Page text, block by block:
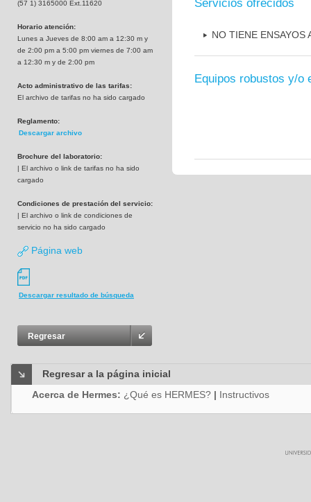
(57 1) 3165000 Ext.11620
Horario atención:
Lunes a Jueves de 8:00 am a 12:30 m y
de 2:00 pm a 5:00 pm viernes de 7:00 am
a 12:30 m y de 2:00 pm
Acto administrativo de las tarifas:
El archivo de tarifas no ha sido cargado
Reglamento:
Descargar archivo
Brochure del laboratorio:
| El archivo o link de tarifas no ha sido
cargado
Condiciones de prestación del servicio:
| El archivo o link de condiciones de
servicio no ha sido cargado
Página web
Descargar resultado de búsqueda
Regresar
Servicios ofrecidos
NO TIENE ENSAYOS
Equipos robustos y/o
Regresar a la página inicial
Acerca de Hermes: ¿Qué es HERMES? | Instructivos